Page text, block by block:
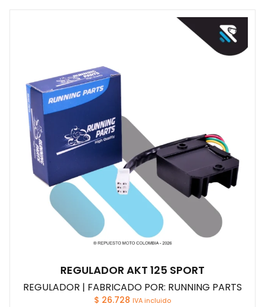
REGULADOR AKT 125 SPORT
REGULADOR | FABRICADO POR: RUNNING PARTS
$ 26.728 IVA incluido